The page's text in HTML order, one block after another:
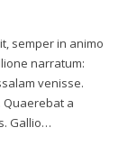
semper in animo
narratum:
venisse.
Quaerebat a
Gallio…